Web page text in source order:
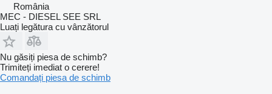
România
MEC - DIESEL SEE SRL
Luați legătura cu vânzătorul
Nu găsiți piesa de schimb?
Trimiteți imediat o cerere!
Comandați piesa de schimb